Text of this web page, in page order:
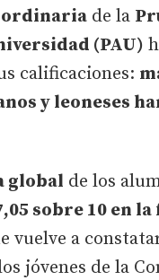
ordinaria de la
(PAU)
calificaciones:
y leoneses
global de los
sobre 10 en la
vuelve a
jóvenes de la